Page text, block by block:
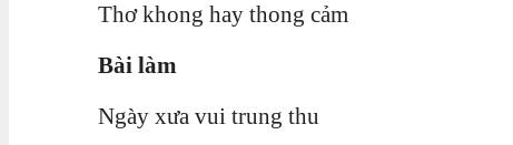
Thơ khong hay thong cảm
Bài làm
Ngày xưa vui trung thu